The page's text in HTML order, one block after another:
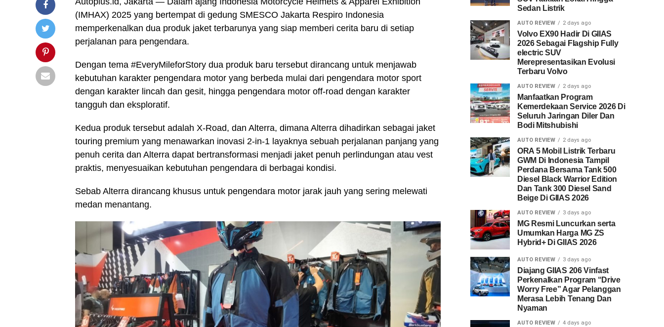
(IMHAX) 2025 yang bertempat di gedung SMESCO Jakarta Respiro Indonesia
memperkenalkan dua produk jaket terbarunya yang siap memberi cerita baru di setiap
perjalanan para pengendara.
Dengan tema #EveryMileforStory dua produk baru tersebut dirancang untuk menjawab
kebutuhan karakter pengendara motor yang berbeda mulai dari pengendara motor sport
dengan karakter lincah dan gesit, hingga pengendara motor off-road dengan karakter
tangguh dan eksploratif.
Kedua produk tersebut adalah X-Road, dan Alterra, dimana Alterra dihadirkan sebagai jaket
touring premium yang menawarkan inovasi 2-in-1 layaknya sebuah perjalanan panjang yang
penuh cerita dan Alterra dapat bertransformasi menjadi jaket penuh perlindungan atau vest
praktis, menyesuaikan kebutuhan pengendara di berbagai kondisi.
Sebab Alterra dirancang khusus untuk pengendara motor jarak jauh yang sering melewati
medan menantang.
Sedan Listrik
AUTO REVIEW 2 days ago
Volvo EX90 Hadir Di GIIAS
2026 Sebagai Flagship Fully
electric SUV
Merepresentasikan Evolusi
Terbaru Volvo
AUTO REVIEW 2 days ago
Manfaatkan Program
Kemerdekaan Service 2026 Di
Seluruh Jaringan Diler Dan
Bodi Mitshubishi
AUTO REVIEW 2 days ago
ORA 5 Mobil Listrik Terbaru
GWM Di Indonesia Tampil
Perdana Bersama Tank 500
Diesel Black Warrior Edition
Dan Tank 300 Diesel Sand
Beige Di GIIAS 2026
AUTO REVIEW 3 days ago
MG Resmi Luncurkan serta
Umumkan Harga MG ZS
Hybrid+ Di GIIAS 2026
AUTO REVIEW 3 days ago
Diajang GIIAS 206 Vinfast
Perkenalkan Program “Drive
Worry Free” Agar Pelanggan
Merasa Lebih Tenang Dan
Nyaman
AUTO REVIEW 4 days ago